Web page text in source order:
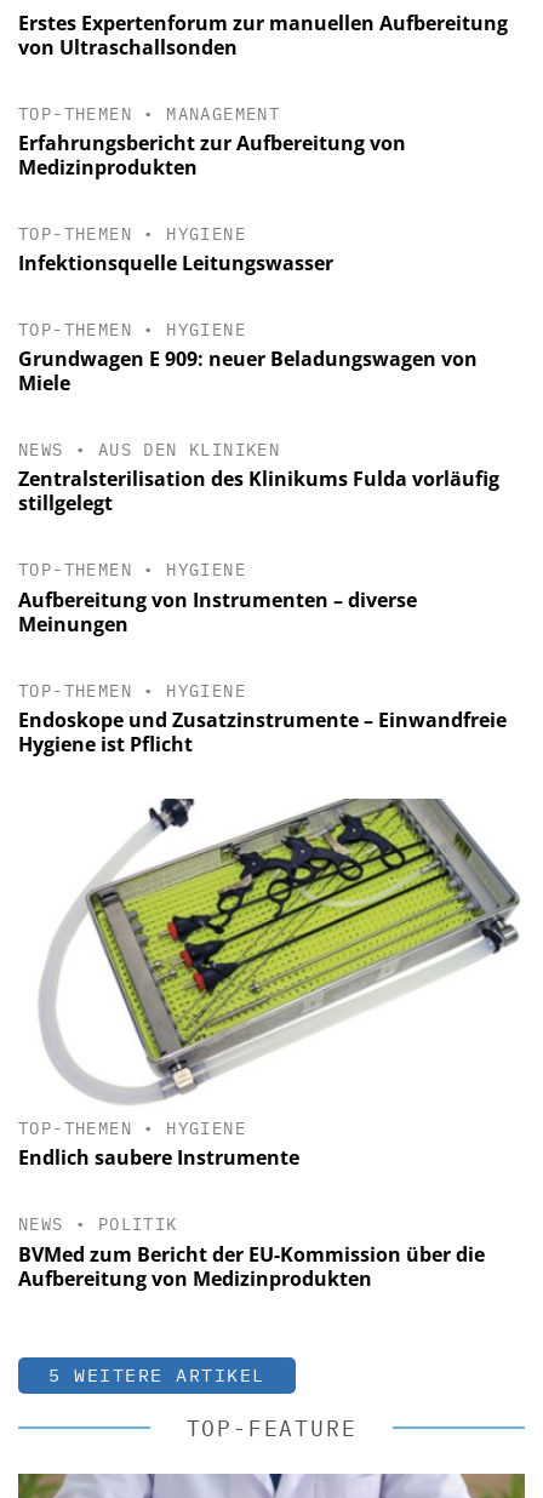
Erstes Expertenforum zur manuellen Aufbereitung
von Ultraschallsonden
TOP-THEMEN • MANAGEMENT
Erfahrungsbericht zur Aufbereitung von
Medizinprodukten
TOP-THEMEN • HYGIENE
Infektionsquelle Leitungswasser
TOP-THEMEN • HYGIENE
Grundwagen E 909: neuer Beladungswagen von
Miele
NEWS • AUS DEN KLINIKEN
Zentralsterilisation des Klinikums Fulda vorläufig
stillgelegt
TOP-THEMEN • HYGIENE
Aufbereitung von Instrumenten – diverse
Meinungen
TOP-THEMEN • HYGIENE
Endoskope und Zusatzinstrumente – Einwandfreie
Hygiene ist Pflicht
TOP-THEMEN • HYGIENE
Endlich saubere Instrumente
NEWS • POLITIK
BVMed zum Bericht der EU-Kommission über die
Aufbereitung von Medizinprodukten
5 WEITERE ARTIKEL
TOP-FEATURE